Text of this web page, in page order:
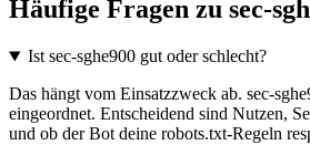
Häufige Fragen zu sec-
Ist sec-sghe900 gut oder schlecht?
Das hängt vom Einsatzzweck ab. sec-
eingeordnet. Entscheidend sind Nutzen,
und ob der Bot deine robots.txt-Regeln